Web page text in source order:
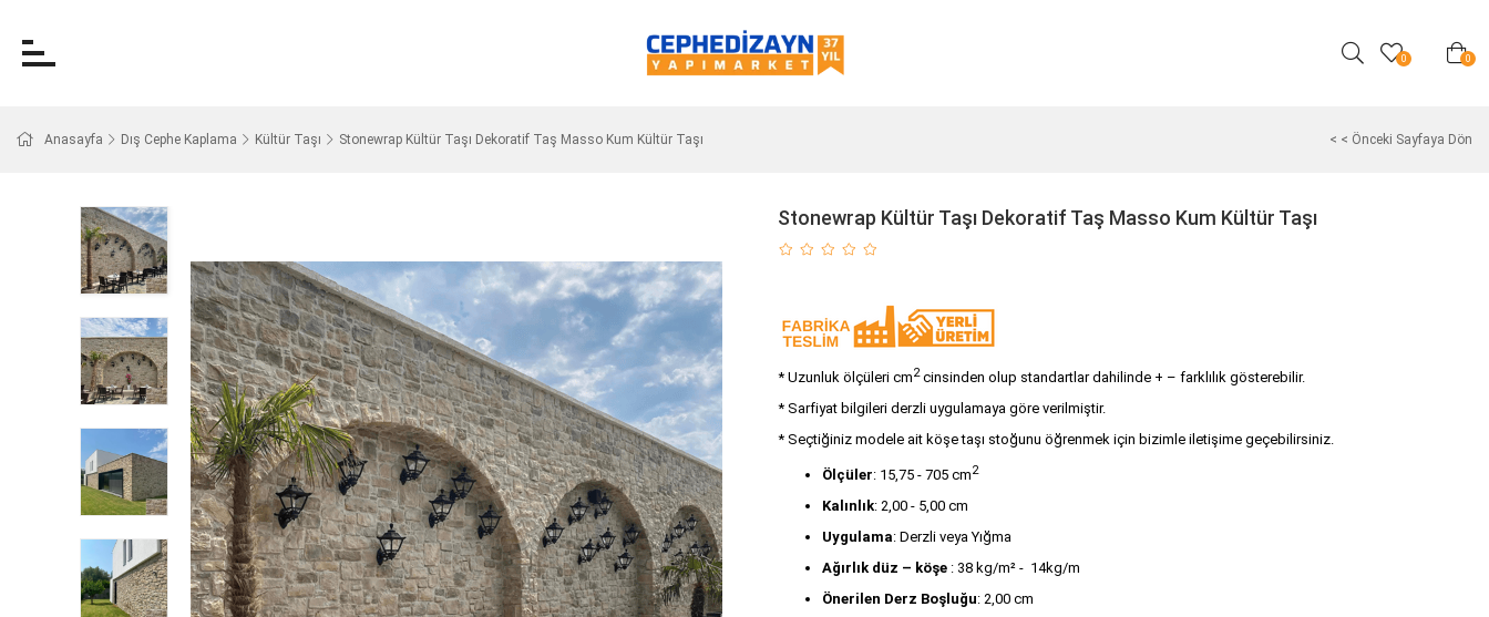
0 0
Anasayfa Dış Cephe Kaplama Kültür Taşı Stonewrap Kültür Taşı Dekoratif Taş Masso Kum Kültür Taşı < < Önceki Sayfaya Dön
Stonewrap Kültür Taşı Dekoratif Taş Masso Kum Kültür Taşı
* Uzunluk ölçüleri cm2cinsinden olup standartlar dahilinde + – farklılık gösterebilir.
* Sarfiyat bilgileri derzli uygulamaya göre verilmiştir.
* Seçtiğiniz modele ait köşe taşı stoğunu öğrenmek için bizimle iletişime geçebilirsiniz.
Ölçüler: 15,75 - 705 cm2
Kalınlık: 2,00 - 5,00 cm
Uygulama: Derzli veya Yığma
Ağırlık düz – köşe : 38 kg/m² -  14kg/m
Önerilen Derz Boşluğu: 2,00 cm